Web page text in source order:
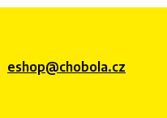
eshop@chobola.cz